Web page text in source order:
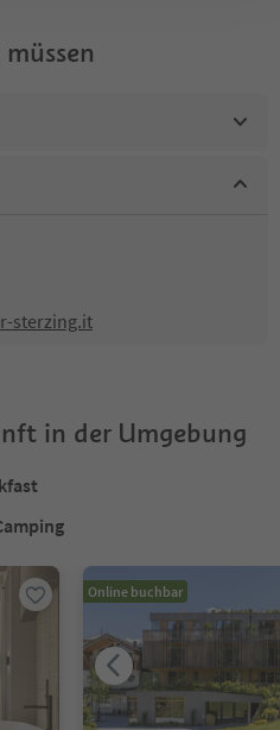
sterzing.it
in der Umgebung
Online buchbar